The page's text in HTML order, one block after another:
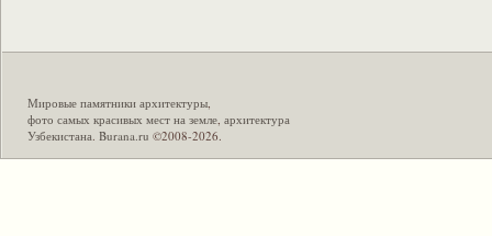
Мировые памятники архитектуры,
фото самых красивых мест на земле, архитектура
Узбекистана. Burana.ru ©2008-2026.